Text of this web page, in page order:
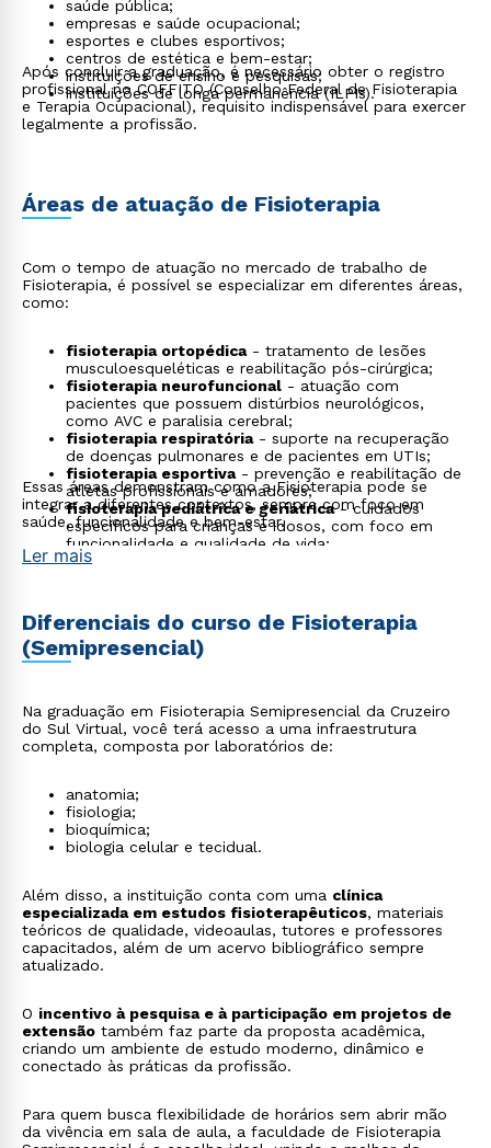
saúde pública;
empresas e saúde ocupacional;
esportes e clubes esportivos;
centros de estética e bem-estar;
instituições de ensino e pesquisas;
instituições de longa permanência (ILPIs).
Após concluir a graduação, é necessário obter o registro
profissional no COFFITO (Conselho Federal de Fisioterapia
e Terapia Ocupacional), requisito indispensável para exercer
legalmente a profissão.
Áreas de atuação de Fisioterapia
Com o tempo de atuação no mercado de trabalho de
Fisioterapia, é possível se especializar em diferentes áreas,
como:
fisioterapia ortopédica- tratamento de lesões
musculoesqueléticas e reabilitação pós-cirúrgica;
fisioterapia neurofuncional - atuação com
pacientes que possuem distúrbios neurológicos,
como AVC e paralisia cerebral;
fisioterapia respiratória- suporte na recuperação
de doenças pulmonares e de pacientes em UTIs;
fisioterapia esportiva- prevenção e reabilitação de
atletas profissionais e amadores;
fisioterapia pediátrica e geriátrica- cuidados
específicos para crianças e idosos, com foco em
funcionalidade e qualidade de vida;
fisioterapia estética
tecnologia assistiva
- desenvolvimento e adaptação
de dispositivos que promovem a autonomia de
pessoas com deficiência;
atuação em empresas e ergonomia
Essas áreas demonstram como a Fisioterapia pode se
integrar a diferentes contextos, sempre com foco em
saúde, funcionalidade e bem-estar.
Ler mais
Diferenciais do curso de Fisioterapia
(Semipresencial)
Na graduação em Fisioterapia Semipresencial da Cruzeiro
do Sul Virtual, você terá acesso a uma infraestrutura
completa, composta por laboratórios de:
anatomia;
fisiologia;
bioquímica;
biologia celular e tecidual.
Além disso, a instituição conta com uma clínica
especializada em estudos fisioterapêuticos, materiais
teóricos de qualidade, videoaulas, tutores e professores
capacitados, além de um acervo bibliográfico sempre
atualizado.
O incentivo à pesquisa e à participação em projetos de
extensão também faz parte da proposta acadêmica,
criando um ambiente de estudo moderno, dinâmico e
conectado às práticas da profissão.
Para quem busca flexibilidade de horários sem abrir mão
da vivência em sala de aula, a faculdade de Fisioterapia
Rápido e fácil
WhatsApp